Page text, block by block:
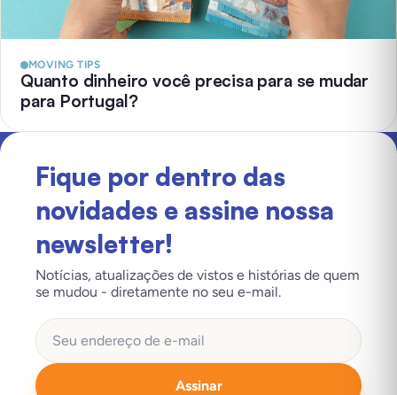
MOVING TIPS
Quanto dinheiro você precisa para se mudar
para Portugal?
Fique por dentro das
novidades e assine nossa
newsletter!
Notícias, atualizações de vistos e histórias de quem
se mudou - diretamente no seu e-mail.
Assinar